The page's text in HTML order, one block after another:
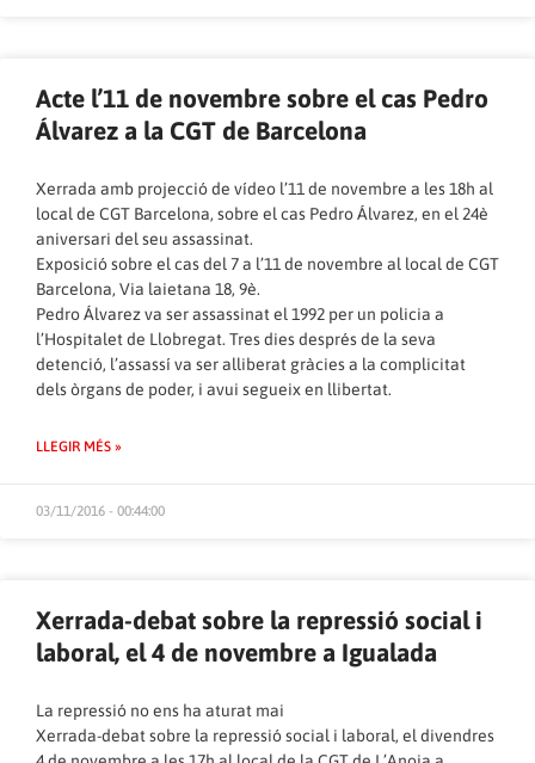
Acte l’11 de novembre sobre el cas Pedro
Álvarez a la CGT de Barcelona
Xerrada amb projecció de vídeo l’11 de novembre a les 18h al
local de CGT Barcelona, sobre el cas Pedro Álvarez, en el 24è
aniversari del seu assassinat.
Exposició sobre el cas del 7 a l’11 de novembre al local de CGT
Barcelona, Via laietana 18, 9è.
Pedro Álvarez va ser assassinat el 1992 per un policia a
l’Hospitalet de Llobregat. Tres dies després de la seva
detenció, l’assassí va ser alliberat gràcies a la complicitat
dels òrgans de poder, i avui segueix en llibertat.
LLEGIR MÉS »
03/11/2016 - 00:44:00
Xerrada-debat sobre la repressió social i
laboral, el 4 de novembre a Igualada
La repressió no ens ha aturat mai
Xerrada-debat sobre la repressió social i laboral, el divendres